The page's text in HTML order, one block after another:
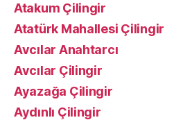
Atakum Çilingir
Atatürk Mahallesi Çilingir
Avcılar Anahtarcı
Avcılar Çilingir
Ayazağa Çilingir
Aydınlı Çilingir